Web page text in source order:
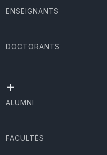
ENSEIGNANTS
DOCTORANTS
+
ALUMNI
FACULTÉS